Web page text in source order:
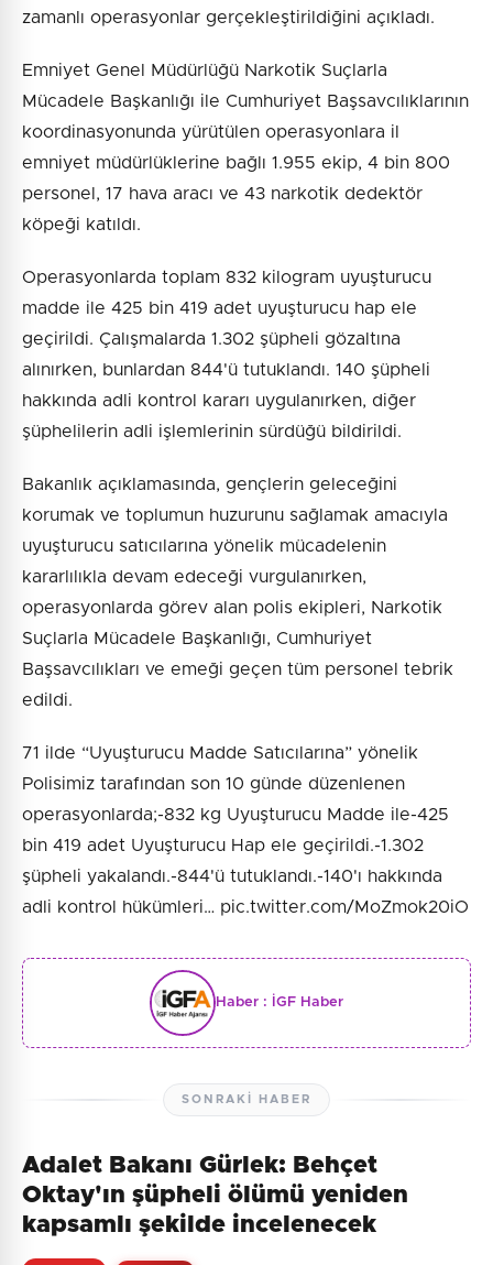
zamanlı operasyonlar gerçekleştirildiğini açıkladı.
Emniyet Genel Müdürlüğü Narkotik Suçlarla
Mücadele Başkanlığı ile Cumhuriyet Başsavcılıklarının
koordinasyonunda yürütülen operasyonlara il
emniyet müdürlüklerine bağlı 1.955 ekip, 4 bin 800
personel, 17 hava aracı ve 43 narkotik dedektör
köpeği katıldı.
Operasyonlarda toplam 832 kilogram uyuşturucu
madde ile 425 bin 419 adet uyuşturucu hap ele
geçirildi. Çalışmalarda 1.302 şüpheli gözaltına
alınırken, bunlardan 844'ü tutuklandı. 140 şüpheli
hakkında adli kontrol kararı uygulanırken, diğer
şüphelilerin adli işlemlerinin sürdüğü bildirildi.
Bakanlık açıklamasında, gençlerin geleceğini
korumak ve toplumun huzurunu sağlamak amacıyla
uyuşturucu satıcılarına yönelik mücadelenin
kararlılıkla devam edeceği vurgulanırken,
operasyonlarda görev alan polis ekipleri, Narkotik
Suçlarla Mücadele Başkanlığı, Cumhuriyet
Başsavcılıkları ve emeği geçen tüm personel tebrik
edildi.
71 ilde “Uyuşturucu Madde Satıcılarına” yönelik
Polisimiz tarafından son 10 günde düzenlenen
operasyonlarda;-832 kg Uyuşturucu Madde ile-425
bin 419 adet Uyuşturucu Hap ele geçirildi.-1.302
şüpheli yakalandı.-844'ü tutuklandı.-140'ı hakkında
adli kontrol hükümleri… pic.twitter.com/MoZmok20iO
Haber : İGF Haber
SONRAKI HABER
Adalet Bakanı Gürlek: Behçet
Oktay'ın şüpheli ölümü yeniden
kapsamlı şekilde incelenecek